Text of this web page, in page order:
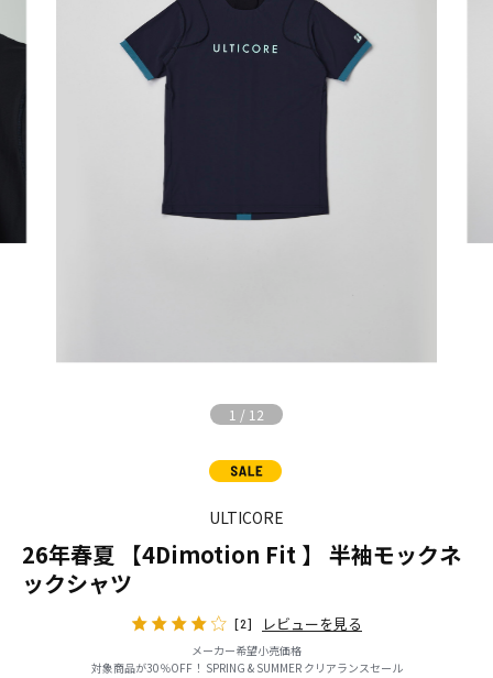
1 / 12
ULTICORE
26年春夏 【4Dimotion Fit 】 半袖モックネ
ックシャツ
[2] レビューを見る
メーカー希望小売価格
対象商品が30％OFF！ SPRING & SUMMER クリアランスセール